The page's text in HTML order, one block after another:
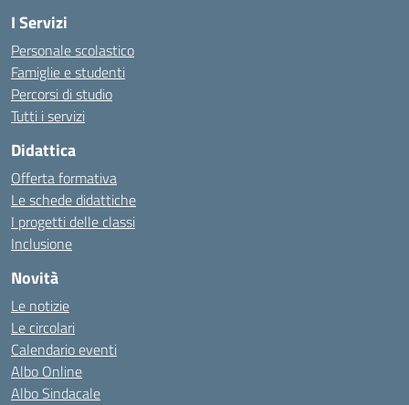
I Servizi
Personale scolastico
Famiglie e studenti
Percorsi di studio
Tutti i servizi
Didattica
Offerta formativa
Le schede didattiche
I progetti delle classi
Inclusione
Novità
Le notizie
Le circolari
Calendario eventi
Albo Online
Albo Sindacale